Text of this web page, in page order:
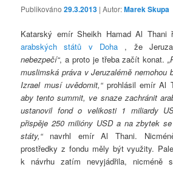
Publikováno29.3.2013 | Autor:Marek Skupa
Katarský emír Sheikh Hamad Al Thani
arabských států v Doha , že
nebezpečí“, a proto je třeba začít konat.
muslimská práva v Jeruzalémě nemohou
Izrael musí uvědomit,“prohlásil emír Al
aby tento summit, ve snaze zachránit
ustanovil fond o velikosti 1 miliardy
přispěje 250 milióny USD a na zbytek
státy,“navrhl emír Al Thani.
prostředky z fondu měly být využity.
k návrhu zatím nevyjádřila, nicméně